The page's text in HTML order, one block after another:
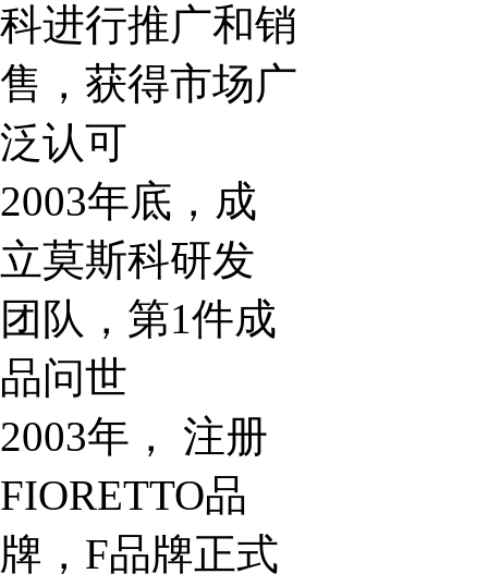
科进行推广和销
售，获得市场广
泛认可
2003年底，成
立莫斯科研发
团队，第1件成
品问世
2003年， 注册
FIORETTO品
牌，F品牌正式